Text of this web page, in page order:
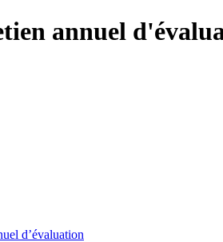
annuel
d’évaluation